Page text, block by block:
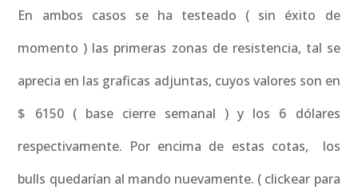
En ambos casos se ha testeado ( sin éxito de
momento ) las primeras zonas de resistencia, tal se
aprecia en las graficas adjuntas, cuyos valores son en
$ 6150 ( base cierre semanal ) y los 6 dólares
respectivamente. Por encima de estas cotas, los
bulls quedarían al mando nuevamente. ( clickear para